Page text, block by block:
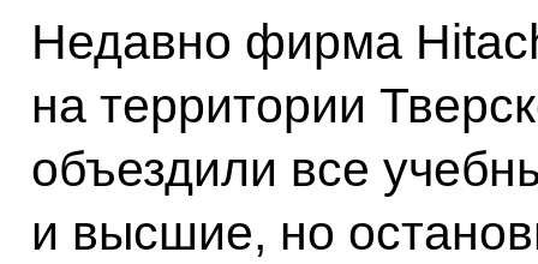
Недавно фирма
на территории
объездили все
и высшие, но